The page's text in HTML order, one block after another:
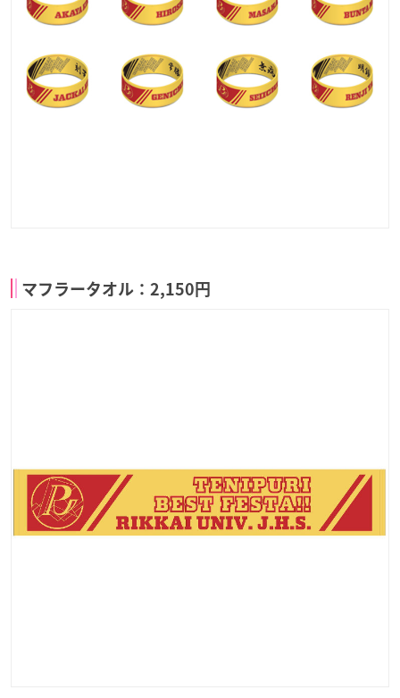
マフラータオル：2,150円